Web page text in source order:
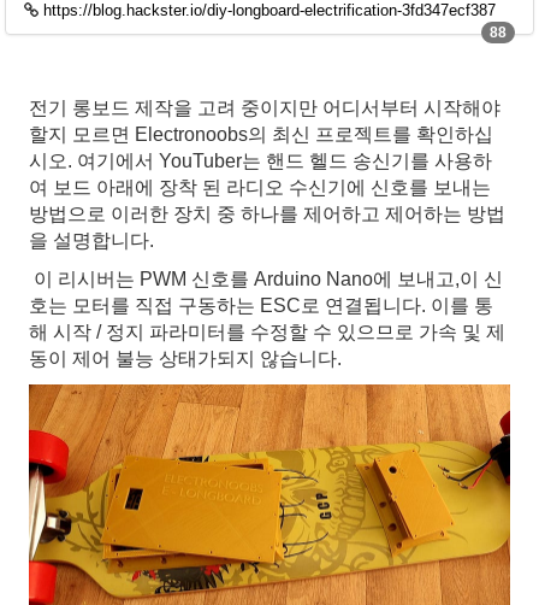
https://blog.hackster.io/diy-longboard-electrification-3fd347ecf387
88
전기 롱보드 제작을 고려 중이지만 어디서부터 시작해야
할지 모르면 Electronoobs의 최신 프로젝트를 확인하십
시오. 여기에서 YouTuber는 핸드 헬드 송신기를 사용하
여 보드 아래에 장착 된 라디오 수신기에 신호를 보내는
방법으로 이러한 장치 중 하나를 제어하고 제어하는 방법
을 설명합니다.
이 리시버는 PWM 신호를 Arduino Nano에 보내고,이 신
호는 모터를 직접 구동하는 ESC로 연결됩니다. 이를 통
해 시작 / 정지 파라미터를 수정할 수 있으므로 가속 및 제
동이 제어 불능 상태가되지 않습니다.